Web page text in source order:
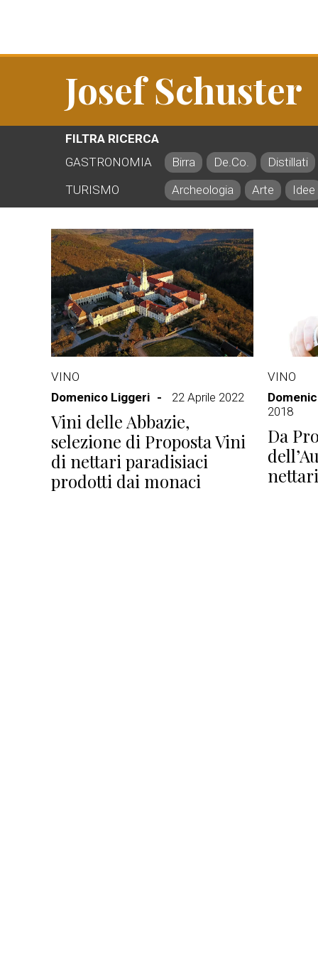
Josef Schuster
FILTRA RICERCA
GASTRONOMIA
Birra De.Co.
Distillati
TURISMO
Archeologia Arte Idee
VINO
Domenico Liggeri
22 Aprile 2022
Vini delle Abbazie,
selezione di Proposta Vini
di nettari paradisiaci
prodotti dai monaci
VINO
2018
Da